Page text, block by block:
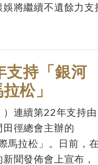
將繼續不遺餘力
支持「銀河
松」
連續第22年支持由
徑總會主辦的
馬拉松」。日前，在
聞發佈會上宣布，